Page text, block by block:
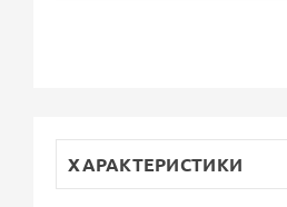
ХАРАКТЕРИСТИКИ